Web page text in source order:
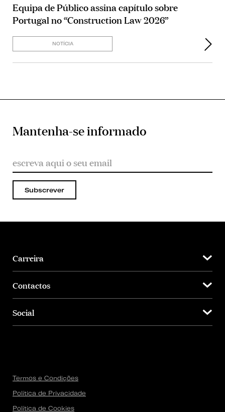
Equipa de Público assina capítulo sobre
Portugal no “Construction Law 2026”
NOTÍCIA
Mantenha-se informado
Subscrever
Carreira
Contactos
Social
Termos e Condições
Política de Privacidade
Política de Cookies